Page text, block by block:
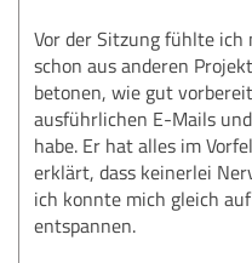
Vor der Sitzung fühlte
schon aus anderen
betonen, wie gut
ausführlichen E-Mails
habe. Er hat alles im
erklärt, dass keinerlei
ich konnte mich gleich
entspannen.